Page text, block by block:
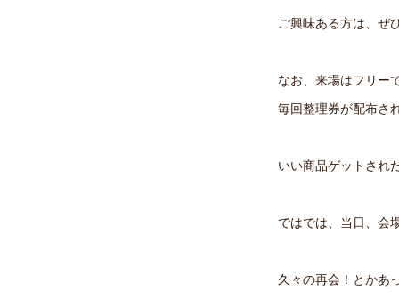
ご興味ある方は、ぜ
なお、来場はフリー
毎回整理券が配布さ
いい商品ゲットされ
ではでは、当日、会
久々の再会！とかあ